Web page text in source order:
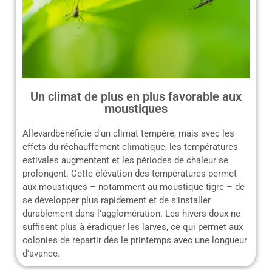
Un climat de plus en plus favorable aux
moustiques
Allevardbénéficie d’un climat tempéré, mais avec les
effets du réchauffement climatique, les températures
estivales augmentent et les périodes de chaleur se
prolongent. Cette élévation des températures permet
aux moustiques – notamment au moustique tigre – de
se développer plus rapidement et de s’installer
durablement dans l’agglomération. Les hivers doux ne
suffisent plus à éradiquer les larves, ce qui permet aux
colonies de repartir dès le printemps avec une longueur
d’avance.